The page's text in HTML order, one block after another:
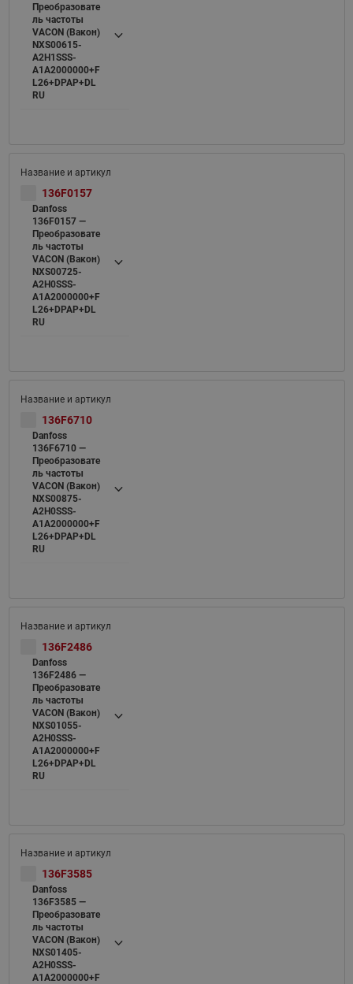
Преобразовате
ль частоты
VACON (Вакон)
NXS00615-
A2H1SSS-
A1A2000000+F
L26+DPAP+DL
RU
136F0157
Danfoss
136F0157 —
Преобразовате
ль частоты
VACON (Вакон)
NXS00725-
A2H0SSS-
A1A2000000+F
L26+DPAP+DL
RU
136F6710
Danfoss
136F6710 —
Преобразовате
ль частоты
VACON (Вакон)
NXS00875-
A2H0SSS-
A1A2000000+F
L26+DPAP+DL
RU
136F2486
Danfoss
136F2486 —
Преобразовате
ль частоты
VACON (Вакон)
NXS01055-
A2H0SSS-
A1A2000000+F
L26+DPAP+DL
RU
136F3585
Danfoss
136F3585 —
Преобразовате
ль частоты
VACON (Вакон)
NXS01405-
A2H0SSS-
A1A2000000+F